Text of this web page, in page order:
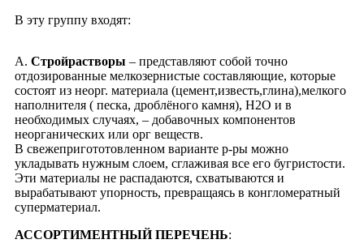
В эту группу входят:
А. Стройрастворы – представляют собой точно
отдозированные мелкозернистые составляющие, которые
состоят из неорг. материала (цемент,известь,глина),мелкого
наполнителя ( песка, дроблёного камня), Н2О и в
необходимых случаях, – добавочных компонентов
неорганических или орг веществ.
В свежепригототовленном варианте р-ры можно
укладывать нужным слоем, cглаживая все его бугристости.
Эти материалы не распадаются, схватываются и
вырабатывают упорность, превращаясь в конгломератный
суперматериал.
АССОРТИМЕНТНЫЙ ПЕРЕЧЕНЬ: